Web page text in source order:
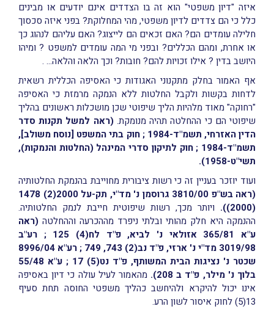
איזה "דיון משפטי" הוא זה בו הצדדים אינם יודעים או מבינים
כלל כי הם צדדים לדיון משפטי, מהי המחלוקת? בפני איזה סכסוך
חלילה עומדים הם? האם זכאים הם לייצוג? האם עליהם לנהוג כך
או אחרת, ומהם הכללים? ובפני מי המה עומדים למשפט ? ומיהו
היושב בדין ? אילו זכויות להם? חובות? וכך הלאה והלאה… .
אף האמור בחלק מתקנוני האגודות כי האסיפה הכללית רשאית
לדחות בקשות ולקבל החלטות ללא הנמקה מרמזת כי האסיפה
"רחוקה" מאוד מלהיות הליך שיפוטי שכן מושכלות ראשונים בהליך
שיפוטי הם כי ההחלטה תהיה מנומקת.(ראה למשל תקנות סדר
הדין האזרחי, תשמ"ד-1984 ; חוק בתי המשפט [נוסח משולב],
תשמ"ד-1984 ; חוק לתיקון סדרי המינהל (החלטות והנמקות),
תשי"ט-1958).
ועוד יוזכר בעניין זה כי רשות ציבורית מחוייבת בהנמקת החלטותיה
(ראה בש"פ 3810/00 גרוסמן נ' מד"י, תק-על 2000(2) 1478
(2000)).
ויותר מכך, רשות שיפוטית חייבת לנמק החלטותיה.
ההנמקה היא חלק מהותי ובלתי ניפרד מההכרעה וההחלטה (ראה
ע"א 365/81 אזולאי נ' לביא, פ"ד לח(4) 125 ; רע"ב
3019/98 מד"י נ' ארזי, פ"ד נב(2) 743, 749 ; רע"א 8996/04
שכטר נ' נציגות הבית המשותף, פ"ד נט(5) 17 ; ע"א 55/48
בלוך נ' מילר, פ"ד ב 208).
מהאמור לעיל עולה כי דיון באסיפה
אינו יכול להיקרא ולהיחשב כהליך משפטי החוסה תחת סעיף
13(5) לחוק איסור לשון הרע.